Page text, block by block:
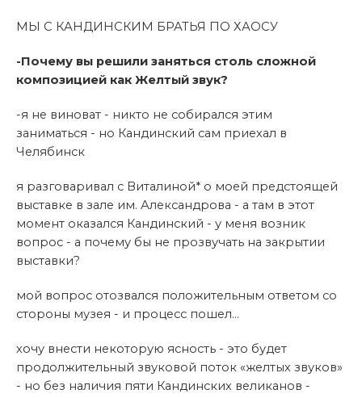
МЫ С КАНДИНСКИМ БРАТЬЯ ПО ХАОСУ
-Почему вы решили заняться столь сложной
композицией как Желтый звук?
-я не виноват - никто не собирался этим
заниматься - но Кандинский сам приехал в
Челябинск
я разговаривал с Виталиной* о моей предстоящей
выставке в зале им. Александрова - а там в этот
момент оказался Кандинский - у меня возник
вопрос - а почему бы не прозвучать на закрытии
выставки?
мой вопрос отозвался положительным ответом со
стороны музея - и процесс пошел...
хочу внести некоторую ясность - это будет
продолжительный звуковой поток «желтых звуков»
- но без наличия пяти Кандинских великанов -